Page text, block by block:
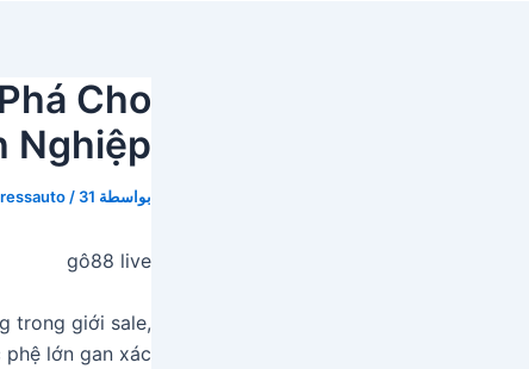
Cho
Nghiệp
بواسطة / 31 يوليو، 2024
gô88 live
trong giới sale,
lớn gan xác